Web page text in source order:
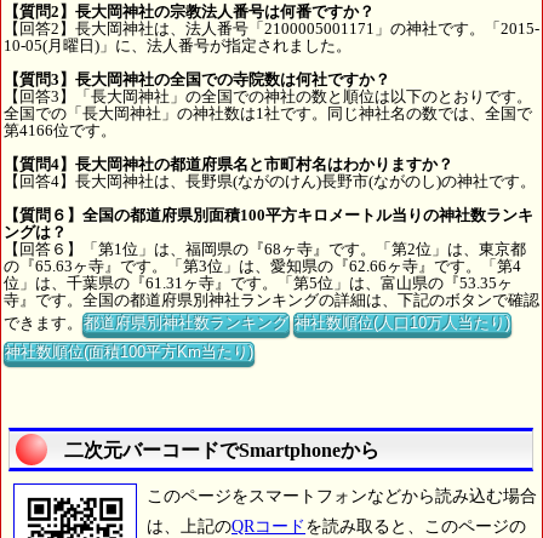
【質問2】長大岡神社の宗教法人番号は何番ですか？
【回答2】長大岡神社は、法人番号「2100005001171」の神社です。「2015-
10-05(月曜日)」に、法人番号が指定されました。
【質問3】長大岡神社の全国での寺院数は何社ですか？
【回答3】「長大岡神社」の全国での神社の数と順位は以下のとおりです。
全国での「長大岡神社」の神社数は1社です。同じ神社名の数では、全国で
第4166位です。
【質問4】長大岡神社の都道府県名と市町村名はわかりますか？
【回答4】長大岡神社は、長野県(ながのけん)長野市(ながのし)の神社です。
【質問６】全国の都道府県別面積100平方キロメートル当りの神社数ランキ
ングは？
【回答６】「第1位」は、福岡県の『68ヶ寺』です。「第2位」は、東京都
の『65.63ヶ寺』です。「第3位」は、愛知県の『62.66ヶ寺』です。「第4
位」は、千葉県の『61.31ヶ寺』です。「第5位」は、富山県の『53.35ヶ
寺』です。全国の都道府県別神社ランキングの詳細は、下記のボタンで確認
できます。都道府県別神社数ランキング 神社数順位(人口10万人当たり)
神社数順位(面積100平方Km当たり)
二次元バーコードでSmartphoneから
このページをスマートフォンなどから読み込む場合
は、上記のQRコード を読み取ると、このページの